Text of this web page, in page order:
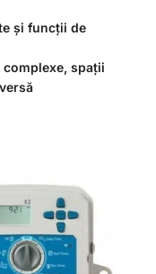
și funcții de
spații